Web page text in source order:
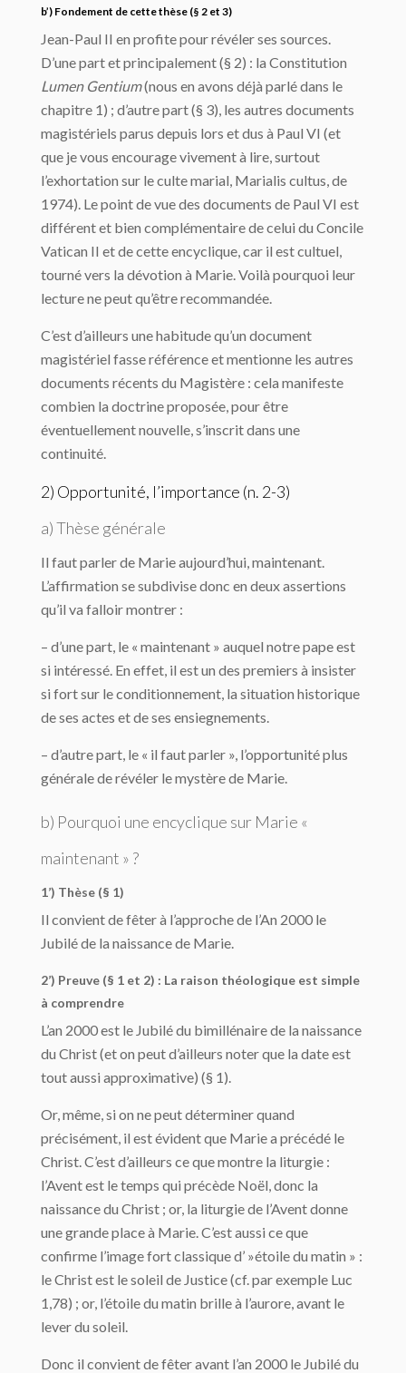
b’) Fondement de cette thèse (§ 2 et 3)
Jean-Paul II en profite pour révéler ses sources.
D’une part et principalement (§ 2) : la Constitution
Lumen Gentium(nous en avons déjà parlé dans le
chapitre 1) ; d’autre part (§ 3), les autres documents
magistériels parus depuis lors et dus à Paul VI (et
que je vous encourage vivement à lire, surtout
l’exhortation sur le culte marial, Marialis cultus, de
1974). Le point de vue des documents de Paul VI est
différent et bien complémentaire de celui du Concile
Vatican II et de cette encyclique, car il est cultuel,
tourné vers la dévotion à Marie. Voilà pourquoi leur
lecture ne peut qu’être recommandée.
C’est d’ailleurs une habitude qu’un document
magistériel fasse référence et mentionne les autres
documents récents du Magistère : cela manifeste
combien la doctrine proposée, pour être
éventuellement nouvelle, s’inscrit dans une
continuité.
2) Opportunité, l’importance (n. 2-3)
a) Thèse générale
Il faut parler de Marie aujourd’hui, maintenant.
L’affirmation se subdivise donc en deux assertions
qu’il va falloir montrer :
– d’une part, le « maintenant » auquel notre pape est
si intéressé. En effet, il est un des premiers à insister
si fort sur le conditionnement, la situation historique
de ses actes et de ses ensiegnements.
– d’autre part, le « il faut parler », l’opportunité plus
générale de révéler le mystère de Marie.
b) Pourquoi une encyclique sur Marie «
maintenant » ?
1’) Thèse (§ 1)
Il convient de fêter à l’approche de l’An 2000 le
Jubilé de la naissance de Marie.
2’) Preuve (§ 1 et 2) : La raison théologique est simple
à comprendre
L’an 2000 est le Jubilé du bimillénaire de la naissance
du Christ (et on peut d’ailleurs noter que la date est
tout aussi approximative) (§ 1).
Or, même, si on ne peut déterminer quand
précisément, il est évident que Marie a précédé le
Christ. C’est d’ailleurs ce que montre la liturgie :
l’Avent est le temps qui précède Noël, donc la
naissance du Christ ; or, la liturgie de l’Avent donne
une grande place à Marie. C’est aussi ce que
confirme l’image fort classique d’ »étoile du matin » :
le Christ est le soleil de Justice (cf. par exemple Luc
1,78) ; or, l’étoile du matin brille à l’aurore, avant le
lever du soleil.
Donc il convient de fêter avant l’an 2000 le Jubilé du